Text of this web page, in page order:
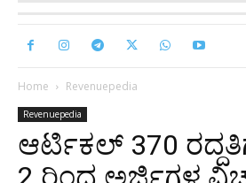
Home Revenuepedia
Revenuepedia
ಆರ್ಟಿಕಲ್ 370